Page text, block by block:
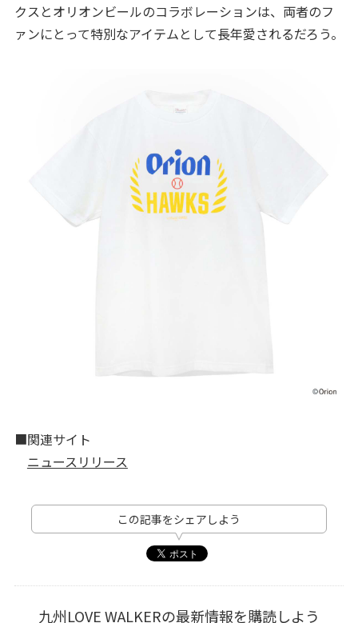
クスとオリオンビールのコラボレーションは、両者のフ
ァンにとって特別なアイテムとして長年愛されるだろう。
■関連サイト
ニュースリリース
この記事をシェアしよう
九州LOVE WALKERの最新情報を購読しよう